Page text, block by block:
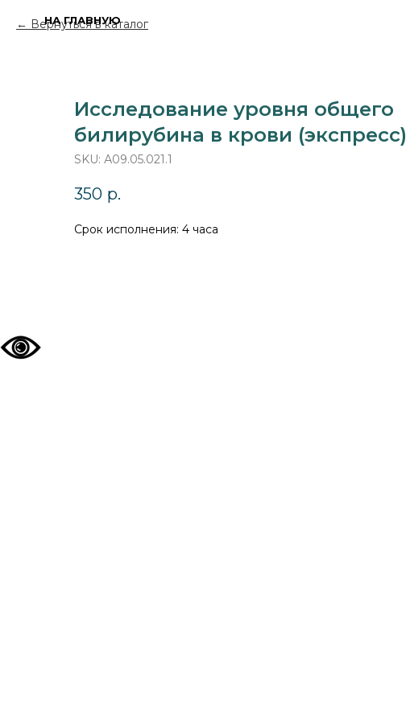
Вернуться в каталог
Исследование уровня общего
билирубина в крови (экспресс)
SKU: А09.05.021.1
350 р.
Срок исполнения: 4 часа
НА ГЛАВНУЮ